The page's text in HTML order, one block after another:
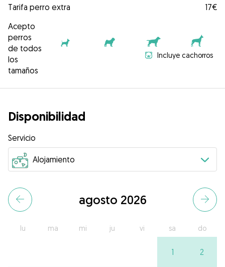
Tarifa perro extra
17€
Acepto
perros
de todos
los
tamaños
Incluye cachorros
Disponibilidad
Servicio
agosto 2026
lu ma mi ju vi sa do
1 2